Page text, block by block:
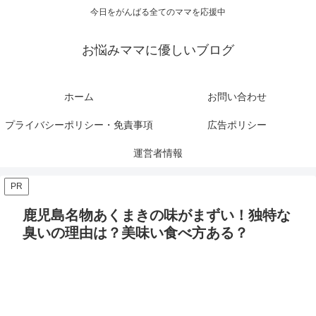
今日をがんばる全てのママを応援中
お悩みママに優しいブログ
ホーム お問い合わせ
プライバシーポリシー・免責事項 広告ポリシー
運営者情報
PR
鹿児島名物あくまきの味がまずい！独特な
臭いの理由は？美味い食べ方ある？